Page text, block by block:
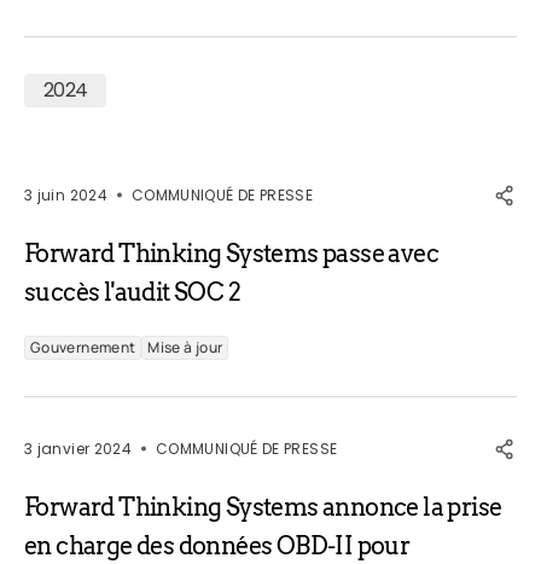
2024
3 juin 2024 COMMUNIQUÉ DE PRESSE
Forward Thinking Systems passe avec
succès l'audit SOC 2
Gouvernement Mise à jour
3 janvier 2024 COMMUNIQUÉ DE PRESSE
Forward Thinking Systems annonce la prise
en charge des données OBD-II pour